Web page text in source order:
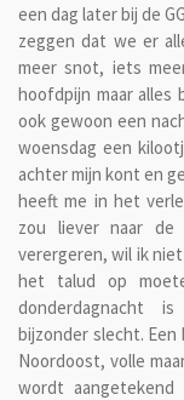
een dag later bij de
zeggen dat we er
meer snot, iets
hoofdpijn maar alles
ook gewoon een
woensdag een
achter mijn kont en
heeft me in het
zou liever naar de
verergeren, wil ik
het talud op
donderdagnacht
bijzonder slecht. Een
Noordoost, volle
wordt